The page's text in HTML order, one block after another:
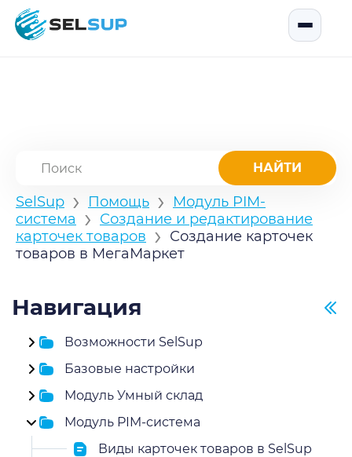
SelSup
SelSup › Помощь ›
Модуль PIM-
система › Создание и редактирование
карточек товаров › Создание карточек
товаров в МегаМаркет
Навигация
Возможности SelSup
Базовые настройки
Модуль Умный склад
Модуль PIM-система
Виды карточек товаров в SelSup